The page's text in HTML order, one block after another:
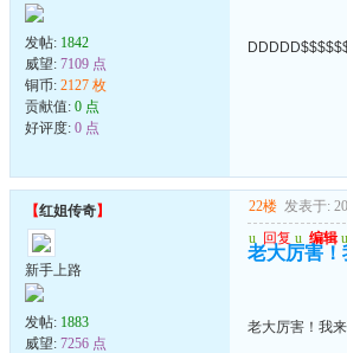
发帖: 1842
威望: 7109 点
铜币: 2127 枚
贡献值: 0 点
好评度: 0 点
【红姐传奇】
新手上路
发帖: 1883
威望: 7256 点
22楼 发表于:
u 回复 u 编辑 u
老大厉害！
老大厉害！我来